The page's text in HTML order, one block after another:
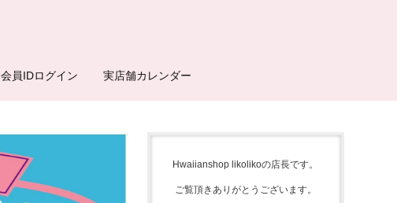
会員IDログイン 実店舗カレンダー
Hwaiianshop likolikoの店長です。
ご覧頂きありがとうございます。